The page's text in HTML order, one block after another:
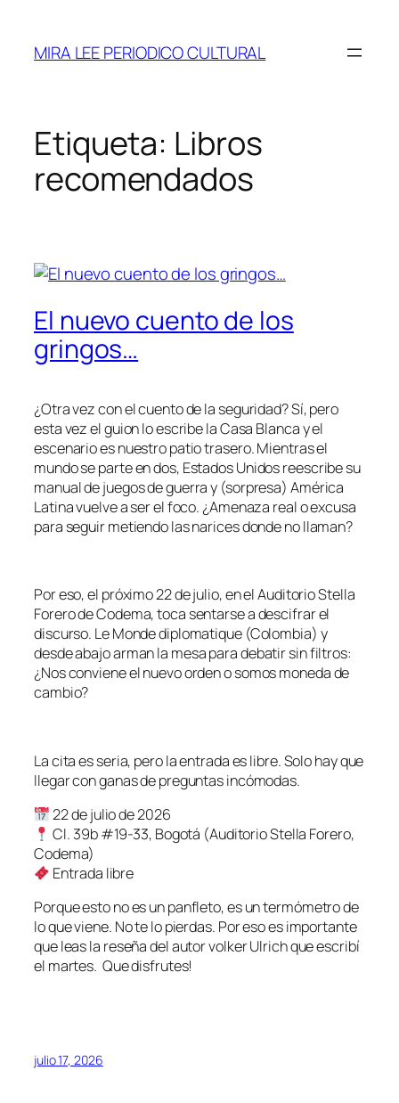
contenido
MIRA LEE PERIODICO CULTURAL
Etiqueta: Libros
recomendados
El nuevo cuento de los
gringos…
¿Otra vez con el cuento de la seguridad? Sí, pero
esta vez el guion lo escribe la Casa Blanca y el
escenario es nuestro patio trasero. Mientras el
mundo se parte en dos, Estados Unidos reescribe su
manual de juegos de guerra y (sorpresa) América
Latina vuelve a ser el foco. ¿Amenaza real o excusa
para seguir metiendo las narices donde no llaman?
Por eso, el próximo 22 de julio, en el Auditorio Stella
Forero de Codema, toca sentarse a descifrar el
discurso. Le Monde diplomatique (Colombia) y
desde abajo arman la mesa para debatir sin filtros:
¿Nos conviene el nuevo orden o somos moneda de
cambio?
La cita es seria, pero la entrada es libre. Solo hay que
llegar con ganas de preguntas incómodas.
22 de julio de 2026
Cl. 39b #19-33, Bogotá (Auditorio Stella Forero,
Codema)
Entrada libre
Porque esto no es un panfleto, es un termómetro de
lo que viene. No te lo pierdas. Por eso es importante
que leas la reseña del autor volker Ulrich que escribí
el martes. Que disfrutes!
julio 17, 2026